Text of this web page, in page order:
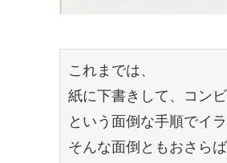
これまでは、
紙に下書きして、コン
という面倒な手順でイ
そんな面倒ともおさらば